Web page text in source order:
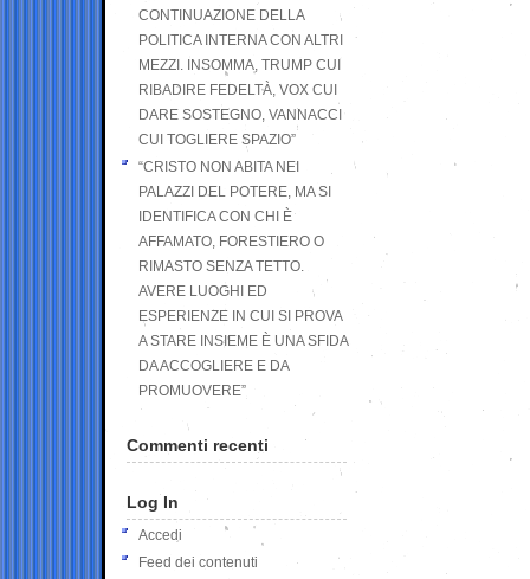
CONTINUAZIONE DELLA
POLITICA INTERNA CON ALTRI
MEZZI. INSOMMA, TRUMP CUI
RIBADIRE FEDELTÀ, VOX CUI
DARE SOSTEGNO, VANNACCI
CUI TOGLIERE SPAZIO”
“CRISTO NON ABITA NEI
PALAZZI DEL POTERE, MA SI
IDENTIFICA CON CHI È
AFFAMATO, FORESTIERO O
RIMASTO SENZA TETTO.
AVERE LUOGHI ED
ESPERIENZE IN CUI SI PROVA
A STARE INSIEME È UNA SFIDA
DA ACCOGLIERE E DA
PROMUOVERE”
Commenti recenti
Log In
Accedi
Feed dei contenuti